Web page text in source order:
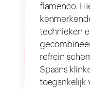
flamenco.
technieken
refrein
Spaans
toegankelijk